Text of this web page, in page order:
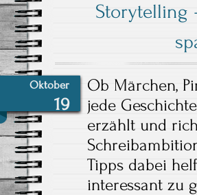
Storytelling
Oktober
19
Ob Märchen,
jede
erzählt und
Tipps dabei
interessant zu